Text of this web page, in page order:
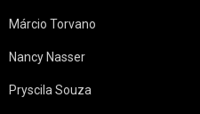
Márcio Torvano
Nancy Nasser
Pryscila Souza